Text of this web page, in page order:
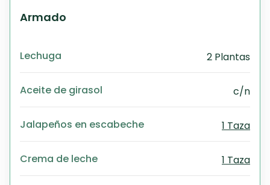
Armado
Lechuga 2 Plantas
Aceite de girasol c/n
Jalapeños en escabeche 1 Taza
Crema de leche 1 Taza